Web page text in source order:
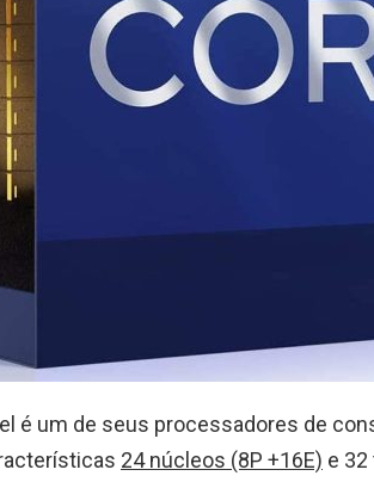
é um de seus processadores de
24 núcleos (8P +16E) e